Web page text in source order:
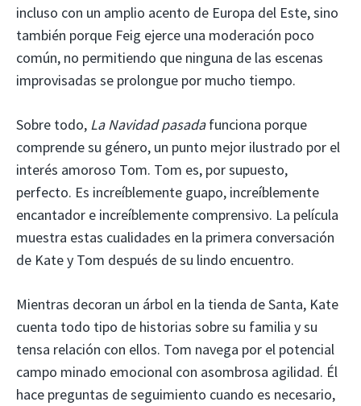
incluso con un amplio acento de Europa del Este, sino
también porque Feig ejerce una moderación poco
común, no permitiendo que ninguna de las escenas
improvisadas se prolongue por mucho tiempo.
Sobre todo, La Navidad pasadafunciona porque
comprende su género, un punto mejor ilustrado por el
interés amoroso Tom. Tom es, por supuesto,
perfecto. Es increíblemente guapo, increíblemente
encantador e increíblemente comprensivo. La película
muestra estas cualidades en la primera conversación
de Kate y Tom después de su lindo encuentro.
Mientras decoran un árbol en la tienda de Santa, Kate
cuenta todo tipo de historias sobre su familia y su
tensa relación con ellos. Tom navega por el potencial
campo minado emocional con asombrosa agilidad. Él
hace preguntas de seguimiento cuando es necesario,